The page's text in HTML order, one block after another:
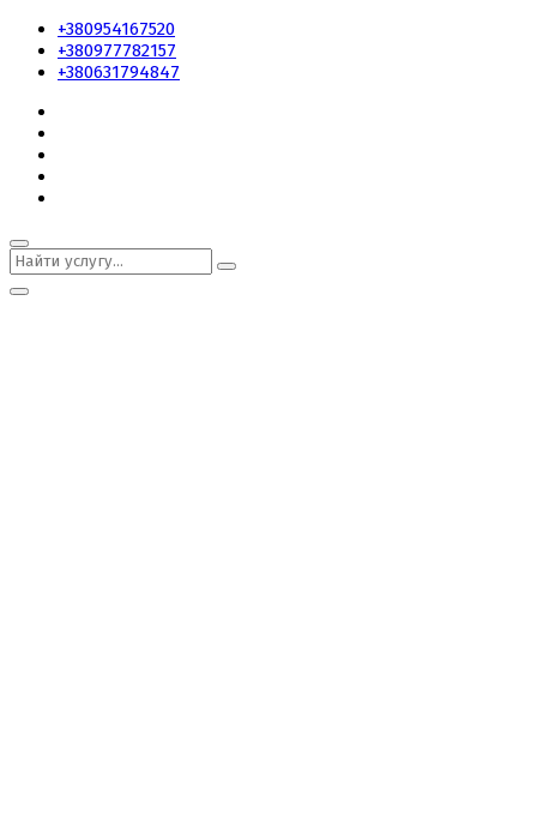
+380954167520
+380977782157
+380631794847